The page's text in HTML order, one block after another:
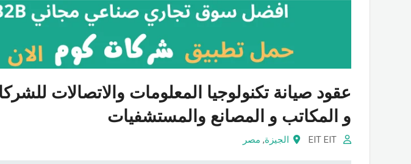
عقود صيانة تكنولوجيا المعلومات والاتصالات
و المكاتب و المصانع والمستشفيات
الجيزة, مصر